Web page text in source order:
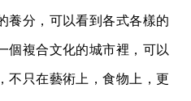
養分，可以看到各式各樣的
個複合文化的城市裡，可以
不只在藝術上，食物上，更